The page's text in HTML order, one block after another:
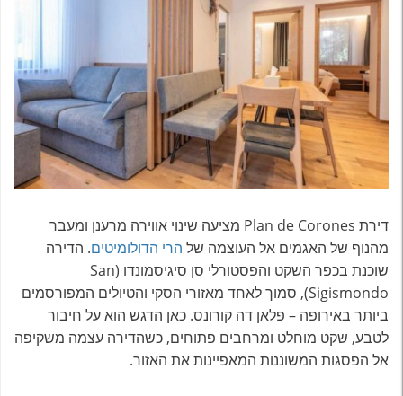
דירת Plan de Corones מציעה שינוי אווירה מרענן ומעבר
מהנוף של האגמים אל העוצמה של הרי הדולומיטים. הדירה
שוכנת בכפר השקט והפסטורלי סן סיגיסמונדו (San
Sigismondo), סמוך לאחד מאזורי הסקי והטיולים המפורסמים
ביותר באירופה – פלאן דה קורונס. כאן הדגש הוא על חיבור
לטבע, שקט מוחלט ומרחבים פתוחים, כשהדירה עצמה משקיפה
אל הפסגות המשוננות המאפיינות את האזור.